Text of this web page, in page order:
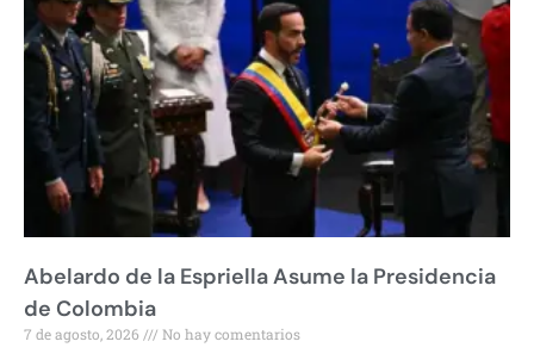
Abelardo de la Espriella Asume la Presidencia
de Colombia
7 de agosto, 2026 No hay comentarios